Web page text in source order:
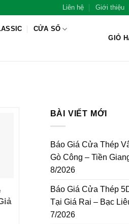
Liên hệ Giới thiệu
CỬA SỔ
GIỎ
BÀI VIẾT MỚI
Báo Giá Cửa Thép
Gò Công – Tiền
8/2026
Báo Giá Cửa Thép
Tại Giá Rai – Bạc
7/2026